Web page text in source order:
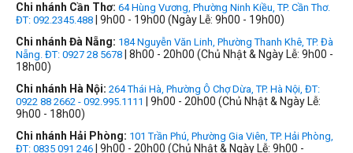
Chi nhánh Cần Thơ: 64 Hùng Vương, Phường Ninh Kiều, TP. Cần Thơ.
ĐT: 092.2345.488 | 9h00 - 19h00 (Ngày Lễ: 9h00 - 19h00)
Chi nhánh Đà Nẵng: 184 Nguyễn Văn Linh, Phường Thanh Khê, TP. Đà
Nẵng. ĐT: 0927 28 5678 | 8h00 - 20h00 (Chủ Nhật & Ngày Lễ: 9h00 -
18h00)
Chi nhánh Hà Nội: 264 Thái Hà, Phường Ô Chợ Dừa, TP. Hà Nội, ĐT:
0922 88 2662 - 092.995.1111
| 9h00 - 20h00 (Chủ Nhật & Ngày Lễ:
9h00 - 18h00)
Chi nhánh Hải Phòng: 101 Trần Phú, Phường Gia Viên, TP. Hải Phòng,
ĐT: 0835 091 246 | 9h00 - 20h00 (Chủ Nhật & Ngày Lễ: 9h00 -